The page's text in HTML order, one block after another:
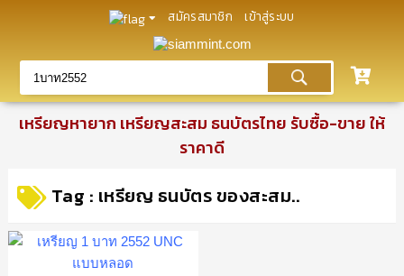
สมัครสมาชิก เข้าสู่ระบบ
เหรียญหายาก เหรียญสะสม ธนบัตรไทย รับซื้อ-ขาย ให้
ราคาดี
Tag : เหรียญ ธนบัตร ของสะสม..